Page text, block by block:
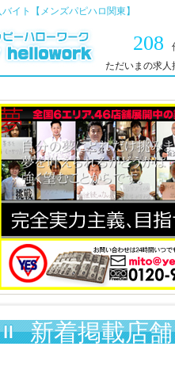
イト【メンズパピハロ関東】
208
ただいまの求人
新着掲載店